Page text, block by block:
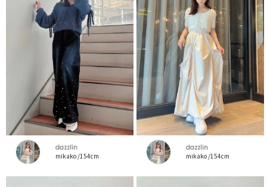
dazzlin
mikako /154cm
dazzlin
mikako /154cm